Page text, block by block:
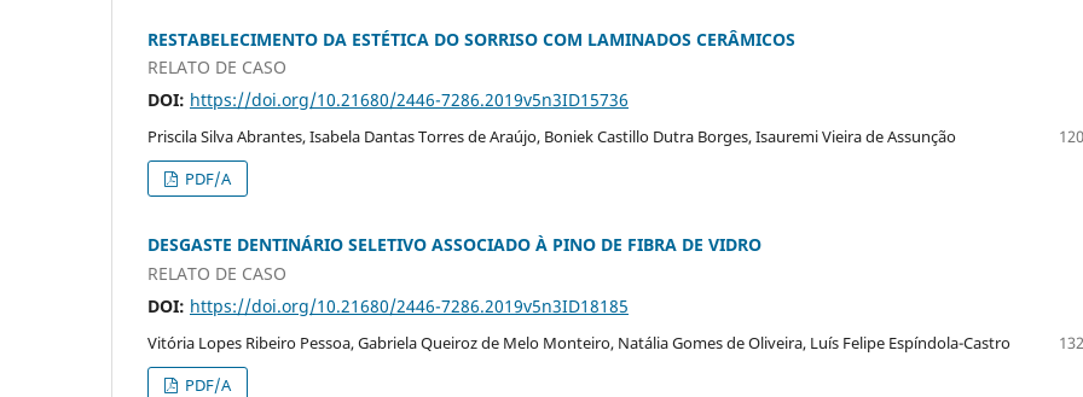
RESTABELECIMENTO DA ESTÉTICA DO SORRISO COM LAMINADOS CERÂMICOS
RELATO DE CASO
DOI: https://doi.org/10.21680/2446-7286.2019v5n3ID15736
Priscila Silva Abrantes, Isabela Dantas Torres de Araújo, Boniek Castillo Dutra Borges, Isauremi Vieira de Assunção
PDF/A
DESGASTE DENTINÁRIO SELETIVO ASSOCIADO À PINO DE FIBRA DE VIDRO
RELATO DE CASO
DOI: https://doi.org/10.21680/2446-7286.2019v5n3ID18185
Vitória Lopes Ribeiro Pessoa, Gabriela Queiroz de Melo Monteiro, Natália Gomes de Oliveira, Luís Felipe Espíndola-Castro
PDF/A